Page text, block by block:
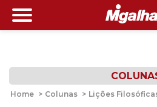
Home > Colunas > Lições